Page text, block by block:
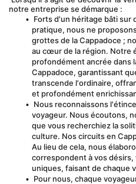
notre entreprise se démarque :
Forts d'un héritage bâti sur
pratique, nous ne
grottes de la Cappadoce ;
au cœur de la région. Notre
profondément ancrée dans
Cappadoce, garantissant
transcende l'ordinaire,
et profondément
Nous reconnaissons
voyageur. Nous écoutons,
que vous recherchiez la
culture. Nos circuits en
Au lieu de cela, nous
correspondent à vos
uniques, faisant de chaque
Pour nous, chaque